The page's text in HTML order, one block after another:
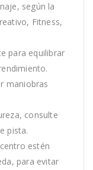
según la
Fitness,
para equilibrar
maniobras
consulte
pista.
estén
para evitar